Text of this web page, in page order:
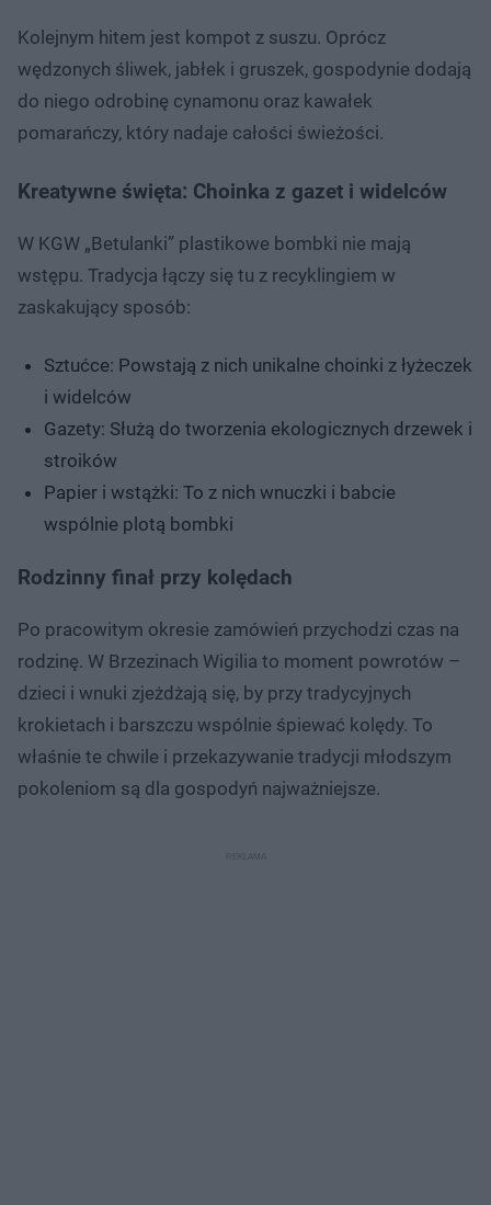
Kolejnym hitem jest kompot z suszu. Oprócz
wędzonych śliwek, jabłek i gruszek, gospodynie dodają
do niego odrobinę cynamonu oraz kawałek
pomarańczy, który nadaje całości świeżości.
Kreatywne święta: Choinka z gazet i widelców
W KGW „Betulanki” plastikowe bombki nie mają
wstępu. Tradycja łączy się tu z recyklingiem w
zaskakujący sposób:
Sztućce: Powstają z nich unikalne choinki z łyżeczek
i widelców
Gazety: Służą do tworzenia ekologicznych drzewek i
stroików
Papier i wstążki: To z nich wnuczki i babcie
wspólnie plotą bombki
Rodzinny finał przy kolędach
Po pracowitym okresie zamówień przychodzi czas na
rodzinę. W Brzezinach Wigilia to moment powrotów –
dzieci i wnuki zjeżdżają się, by przy tradycyjnych
krokietach i barszczu wspólnie śpiewać kolędy. To
właśnie te chwile i przekazywanie tradycji młodszym
pokoleniom są dla gospodyń najważniejsze.